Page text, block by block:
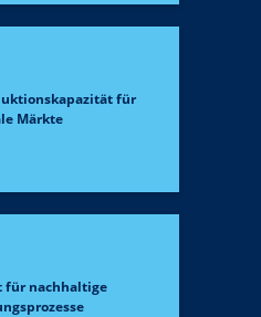
für
Märkte
für nachhaltige